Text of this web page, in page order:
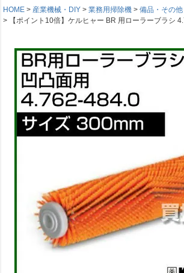
HOME
産業機械・DIY 業務用掃除機 備品・その他
【ポイント10倍】ケルヒャー BR 用ローラーブラシ